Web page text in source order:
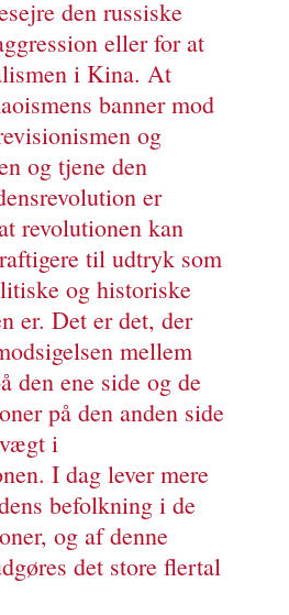
den russiske
eller for at
i Kina. At
banner mod
og
og tjene den
er
revolutionen kan
til udtryk som
og historiske
er. Det er det, der
mellem
den ene side og de
på den anden side
i
I dag lever mere
befolkning i de
og af denne
det store flertal